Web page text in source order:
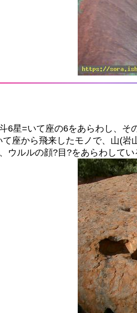
6星=いて座の6をあらわし、そ
座から飛来したモノで、山(岩
ウルルの顔?目?をあらわしてい